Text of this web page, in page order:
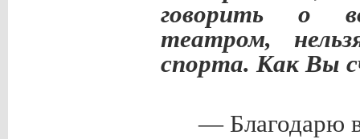
говорить о
театром,
спорта. Как Вы
— Благодарю